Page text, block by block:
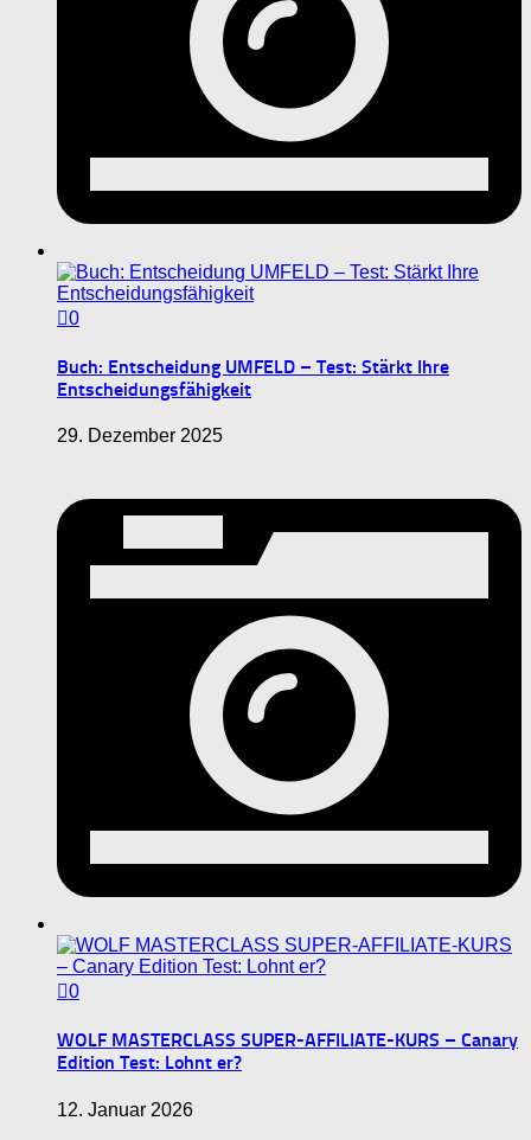
0
Buch: Entscheidung UMFELD – Test: Stärkt Ihre
Entscheidungsfähigkeit
29. Dezember 2025
0
WOLF MASTERCLASS SUPER-AFFILIATE-KURS – Canary
Edition Test: Lohnt er?
12. Januar 2026